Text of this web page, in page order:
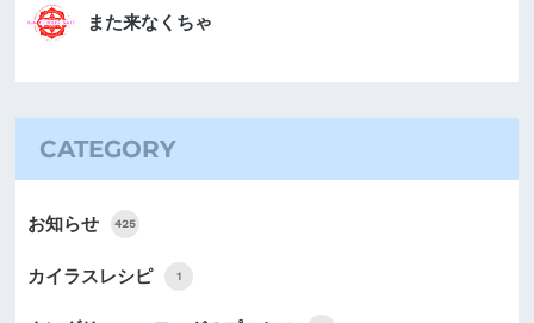
また来なくちゃ
CATEGORY
お知らせ 425
カイラスレシピ 1